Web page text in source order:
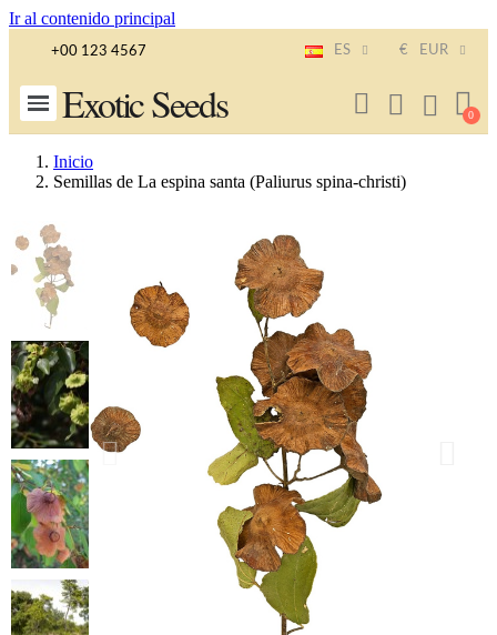
Ir al contenido principal
+00 123 4567 ES € EUR
Exotic Seeds
Inicio
Semillas de La espina santa (Paliurus spina-christi)